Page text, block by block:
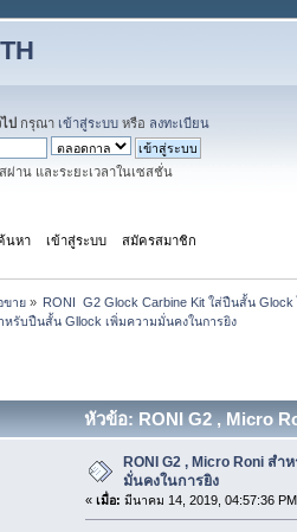
ป กรุณา เข้าสู่ระบบ หรือ ลงทะเบียน
ผ่าน และระยะเวลาในเซสชั่น
นหา เข้าสู่ระบบ สมัครสมาชิก
ขาย» RONI  G2 Glock Carbine Kit ใส่ปืนสั้น
หรับปืนสั้น Gllock เพิ่มความมั่นคงในการยิง
หัวข้อ: RONI G2 , Micro
RONI G2 , Micro Roni ส
มั่นคงในการยิง
« เมื่อ: มีนาคม 14, 2019, 04:57:36